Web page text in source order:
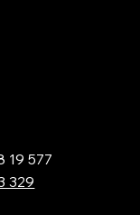
19 577
329